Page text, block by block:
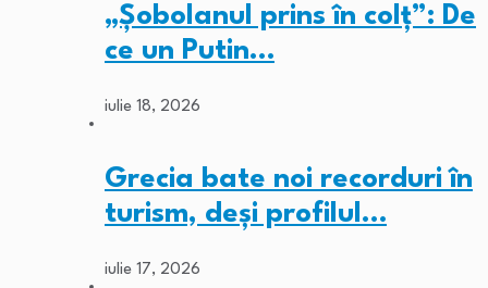
„Șobolanul prins în colț”: De
ce un Putin…
iulie 18, 2026
Grecia bate noi recorduri în
turism, deși profilul…
iulie 17, 2026